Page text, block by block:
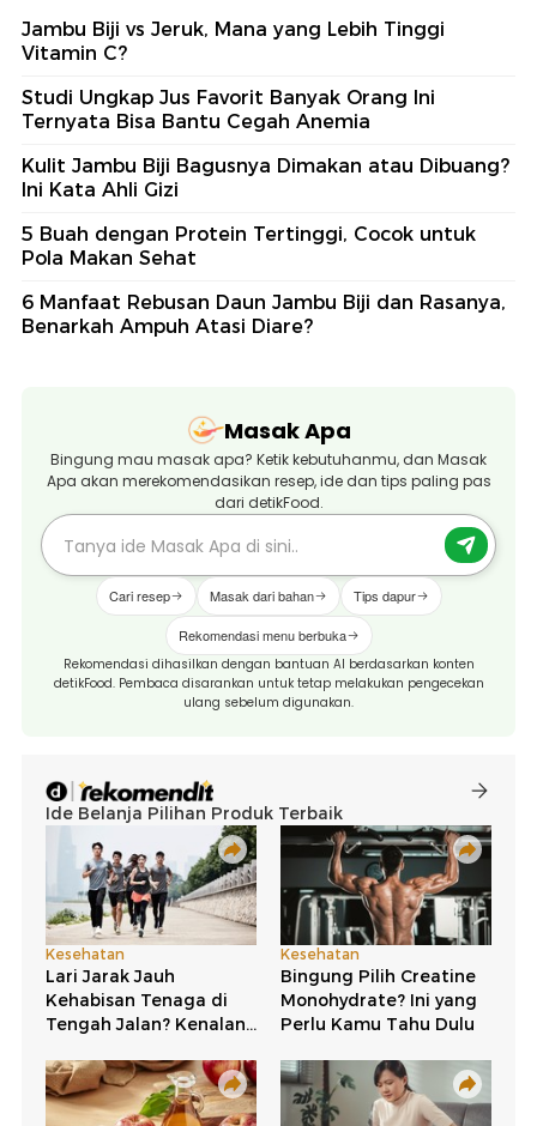
Jambu Biji vs Jeruk, Mana yang Lebih Tinggi
Vitamin C?
Studi Ungkap Jus Favorit Banyak Orang Ini
Ternyata Bisa Bantu Cegah Anemia
Kulit Jambu Biji Bagusnya Dimakan atau Dibuang?
Ini Kata Ahli Gizi
5 Buah dengan Protein Tertinggi, Cocok untuk
Pola Makan Sehat
6 Manfaat Rebusan Daun Jambu Biji dan Rasanya,
Benarkah Ampuh Atasi Diare?
Masak Apa
Bingung mau masak apa? Ketik kebutuhanmu, dan Masak
Apa akan merekomendasikan resep, ide dan tips paling pas
dari detikFood.
Cari resep Masak dari bahan Tips dapur
Rekomendasi menu berbuka
Rekomendasi dihasilkan dengan bantuan AI berdasarkan konten
detikFood. Pembaca disarankan untuk tetap melakukan pengecekan
ulang sebelum digunakan.